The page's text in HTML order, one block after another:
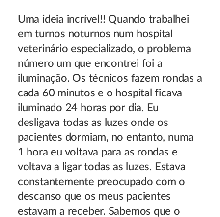
Uma ideia incrível!! Quando trabalhei
em turnos noturnos num hospital
veterinário especializado, o problema
número um que encontrei foi a
iluminação. Os técnicos fazem rondas a
cada 60 minutos e o hospital ficava
iluminado 24 horas por dia. Eu
desligava todas as luzes onde os
pacientes dormiam, no entanto, numa
1 hora eu voltava para as rondas e
voltava a ligar todas as luzes. Estava
constantemente preocupado com o
descanso que os meus pacientes
estavam a receber. Sabemos que o